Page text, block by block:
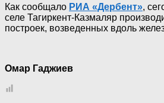
Как сообщало РИА «Дербент»,
селе Тагиркент-Казмаляр
построек, возведенных вдоль
Омар Гаджиев